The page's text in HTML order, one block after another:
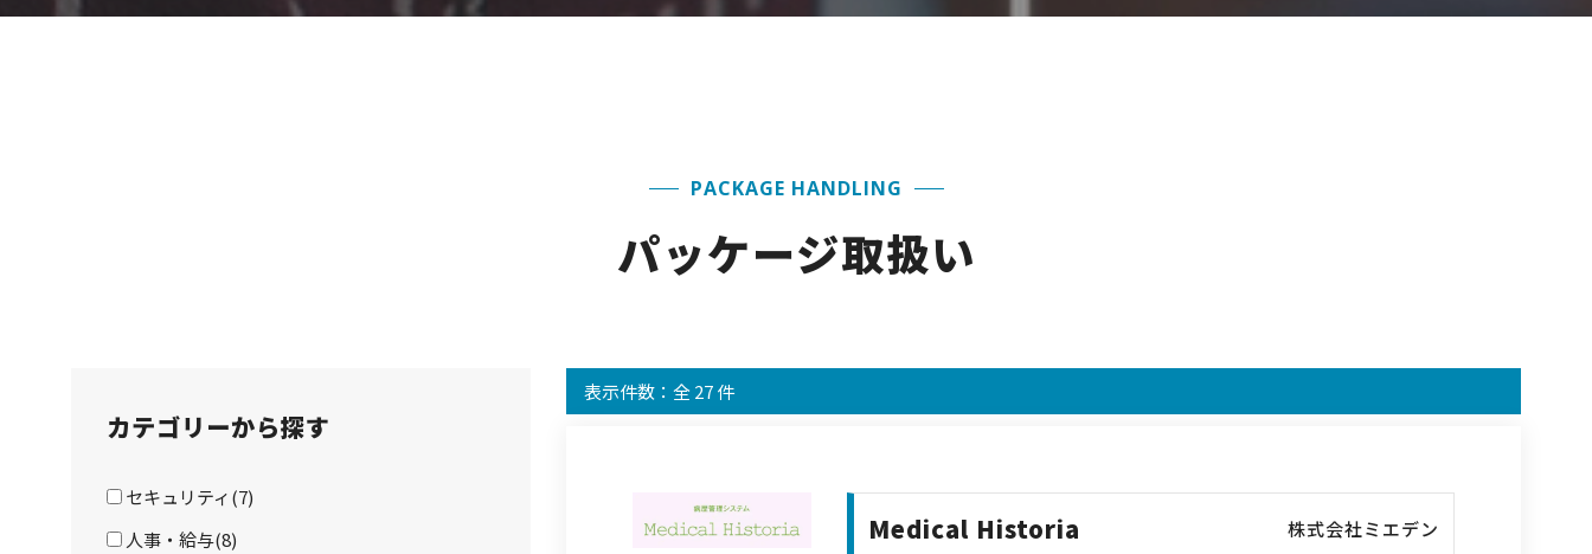
PACKAGE HANDLING
パッケージ取扱い
カテゴリーから探す
セキュリティ(7)
人事・給与(8)
表示件数：全 27 件
Medical Historia 株式会社ミエデン